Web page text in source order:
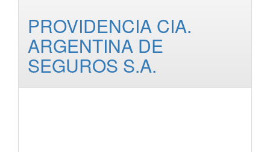
PROVIDENCIA CIA.
ARGENTINA DE
SEGUROS S.A.